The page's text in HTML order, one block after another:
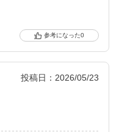
0
投稿日：2026/05/23